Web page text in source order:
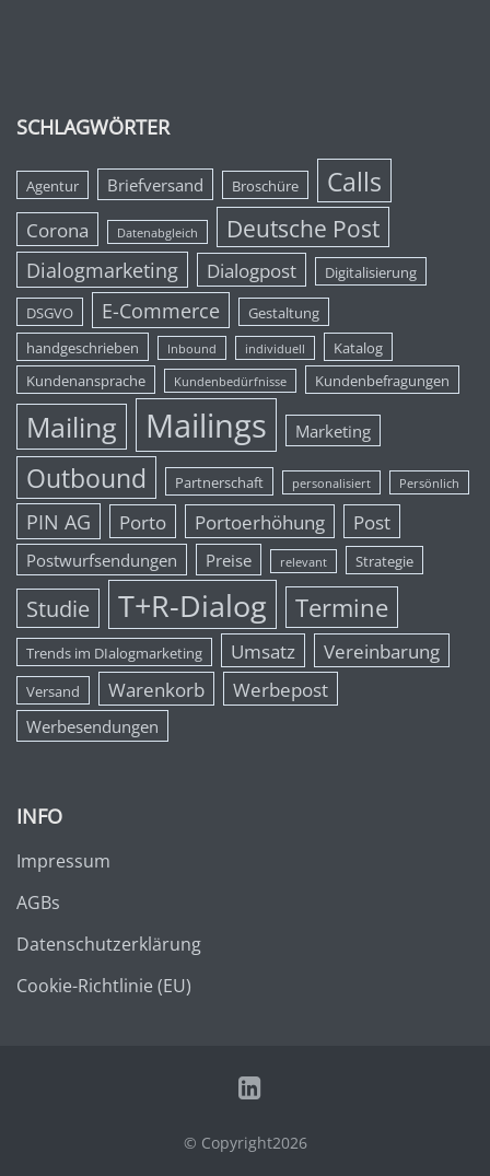
SCHLAGWÖRTER
Agentur Briefversand Broschüre Calls
Corona Datenabgleich Deutsche Post
Dialogmarketing Dialogpost Digitalisierung
DSGVO E-Commerce
Gestaltung
handgeschrieben
Inbound individuell
Katalog
Kundenansprache
Kundenbedürfnisse Kundenbefragungen
Mailing Mailings Marketing
Outbound Partnerschaft personalisiert Persönlich
PIN AG Porto Portoerhöhung Post
Postwurfsendungen Preise relevant Strategie
Studie T+R-Dialog Termine
Trends im DIalogmarketing Umsatz Vereinbarung
Versand Warenkorb Werbepost
Werbesendungen
INFO
Impressum
AGBs
Datenschutzerklärung
Cookie-Richtlinie (EU)
© Copyright2026